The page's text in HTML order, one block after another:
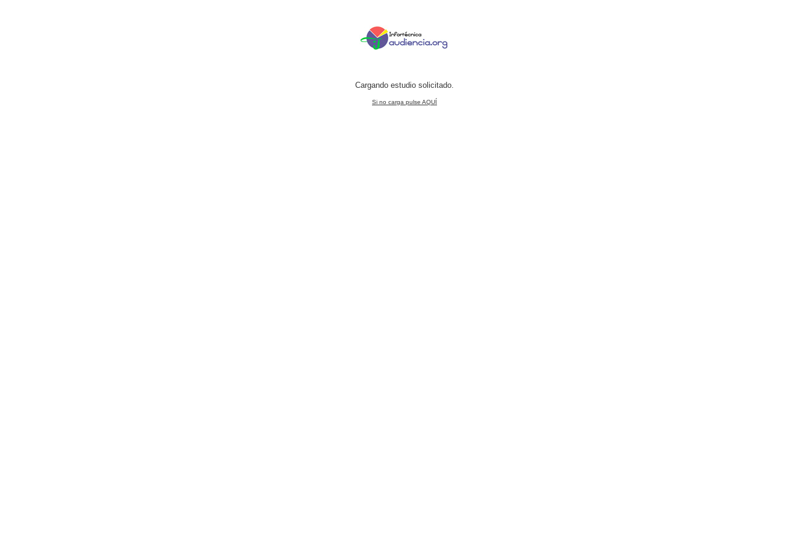
Cargando estudio solicitado.
Si no carga pulse AQUÍ